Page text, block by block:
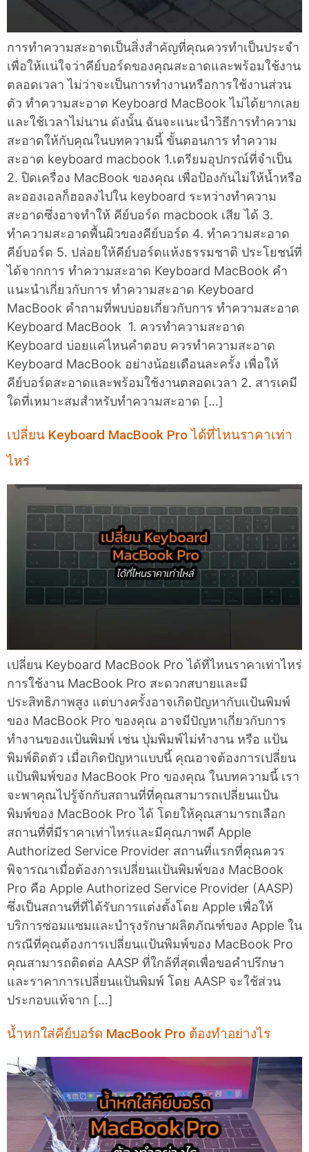
การทำความสะอาดเป็นสิ่งสำคัญที่คุณควรทำเป็นประจำ
เพื่อให้แน่ใจว่าคีย์บอร์ดของคุณสะอาดและพร้อมใช้งาน
ตลอดเวลา ไม่ว่าจะเป็นการทำงานหรือการใช้งานส่วน
ตัว ทำความสะอาด Keyboard MacBook ไม่ได้ยากเลย
และใช้เวลาไม่นาน ดังนั้น ฉันจะแนะนำวิธีการทำความ
สะอาดให้กับคุณในบทความนี้ ขั้นตอนการ ทำความ
สะอาด keyboard macbook 1.เตรียมอุปกรณ์ที่จำเป็น
2. ปิดเครื่อง MacBook ของคุณ เพื่อป้องกันไม่ให้น้ำหรือ
ละอองเอลก็ฮอลงไปใน keyboard ระหว่างทำความ
สะอาดซึ่งอาจทำให้ คีย์บอร์ด macbook เสีย ได้ 3.
ทำความสะอาดพื้นผิวของคีย์บอร์ด 4. ทำความสะอาด
คีย์บอร์ด 5. ปล่อยให้คีย์บอร์ดแห้งธรรมชาติ ประโยชน์ที่
ได้จากการ ทำความสะอาด Keyboard MacBook คำ
แนะนำเกี่ยวกับการ ทำความสะอาด Keyboard
MacBook คำถามที่พบบ่อยเกี่ยวกับการ ทำความสะอาด
Keyboard MacBook 1. ควรทำความสะอาด
Keyboard บ่อยแค่ไหนคำตอบ ควรทำความสะอาด
Keyboard MacBook อย่างน้อยเดือนละครั้ง เพื่อให้
คีย์บอร์ดสะอาดและพร้อมใช้งานตลอดเวลา 2. สารเคมี
ใดที่เหมาะสมสำหรับทำความสะอาด […]
เปลี่ยน Keyboard MacBook Pro ได้ที่ไหนราคาเท่า
ไหร่
เปลี่ยน Keyboard MacBook Pro ได้ที่ไหนราคาเท่าไหร่
การใช้งาน MacBook Pro สะดวกสบายและมี
ประสิทธิภาพสูง แต่บางครั้งอาจเกิดปัญหากับแป้นพิมพ์
ของ MacBook Pro ของคุณ อาจมีปัญหาเกี่ยวกับการ
ทำงานของแป้นพิมพ์ เช่น ปุ่มพิมพ์ไม่ทำงาน หรือ แป้น
พิมพ์ติดตัว เมื่อเกิดปัญหาแบบนี้ คุณอาจต้องการเปลี่ยน
แป้นพิมพ์ของ MacBook Pro ของคุณ ในบทความนี้ เรา
จะพาคุณไปรู้จักกับสถานที่ที่คุณสามารถเปลี่ยนแป้น
พิมพ์ของ MacBook Pro ได้ โดยให้คุณสามารถเลือก
สถานที่ที่มีราคาเท่าไหร่และมีคุณภาพดี Apple
Authorized Service Provider สถานที่แรกที่คุณควร
พิจารณาเมื่อต้องการเปลี่ยนแป้นพิมพ์ของ MacBook
Pro คือ Apple Authorized Service Provider (AASP)
ซึ่งเป็นสถานที่ที่ได้รับการแต่งตั้งโดย Apple เพื่อให้
บริการซ่อมแซมและบำรุงรักษาผลิตภัณฑ์ของ Apple ใน
กรณีที่คุณต้องการเปลี่ยนแป้นพิมพ์ของ MacBook Pro
คุณสามารถติดต่อ AASP ที่ใกล้ที่สุดเพื่อขอคำปรึกษา
และราคาการเปลี่ยนแป้นพิมพ์ โดย AASP จะใช้ส่วน
ประกอบแท้จาก […]
น้ำหกใส่คีย์บอร์ด MacBook Pro ต้องทำอย่างไร